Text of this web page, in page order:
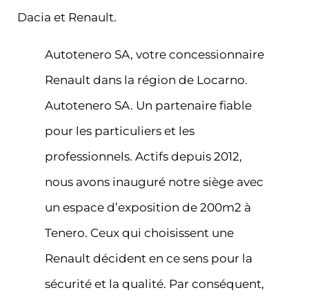
Dacia et Renault.
Autotenero SA, votre concessionnaire
Renault dans la région de Locarno.
Autotenero SA. Un partenaire fiable
pour les particuliers et les
professionnels. Actifs depuis 2012,
nous avons inauguré notre siège avec
un espace d’exposition de 200m2 à
Tenero. Ceux qui choisissent une
Renault décident en ce sens pour la
sécurité et la qualité. Par conséquent,